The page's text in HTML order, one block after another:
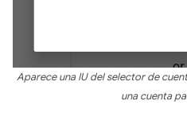
Aparece una IU del selector de
una cuenta